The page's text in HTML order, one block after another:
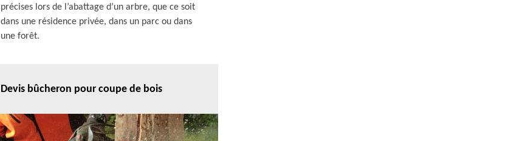
précises lors de l’abattage d’un arbre, que ce soit
dans une résidence privée, dans un parc ou dans
une forêt.
Devis bûcheron pour coupe de bois